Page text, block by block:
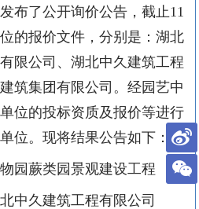
布了公开询价公告，截止11
的报价文件，分别是：湖北
限公司、湖北中久建筑工程
筑集团有限公司。经园艺中
位的投标资质及报价等进行
位。现将结果公告如下：
园蕨类园景观建设工程
中久建筑工程有限公司